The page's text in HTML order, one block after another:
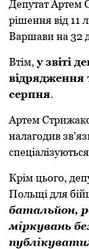
Депутат Артем
рішення від 11
Варшави на 32
Втім,у звіті
відрядження
серпня.
Артем
налагодив
Крім цього,
Польщі для
батальйон,
міркувань